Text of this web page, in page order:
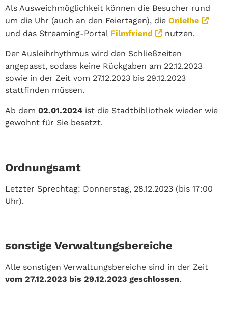
Als Ausweichmöglichkeit können die Besucher rund
um die Uhr (auch an den Feiertagen), die Onleihe
und das Streaming-Portal Filmfriend nutzen.
Der Ausleihrhythmus wird den Schließzeiten
angepasst, sodass keine Rückgaben am 22.12.2023
sowie in der Zeit vom 27.12.2023 bis 29.12.2023
stattfinden müssen.
Ab dem 02.01.2024 ist die Stadtbibliothek wieder wie
gewohnt für Sie besetzt.
Ordnungsamt
Letzter Sprechtag: Donnerstag, 28.12.2023 (bis 17:00
Uhr).
sonstige Verwaltungsbereiche
Alle sonstigen Verwaltungsbereiche sind in der Zeit
vom 27.12.2023 bis 29.12.2023 geschlossen.